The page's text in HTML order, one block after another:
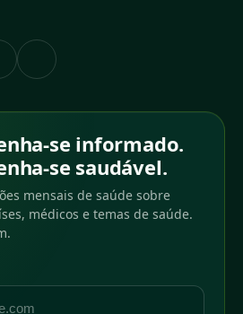
se informado.
se saudável.
mensais de saúde sobre
médicos e temas de saúde.